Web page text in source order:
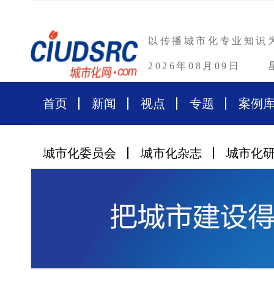
以传播城市化专业知识
2026年08月09日
首页 新闻 视点 专题 案例
城市化委员会 城市化杂志 城市化